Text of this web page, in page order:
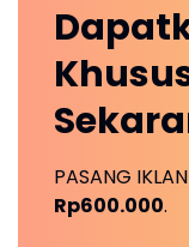
PASANG
Rp600.000.